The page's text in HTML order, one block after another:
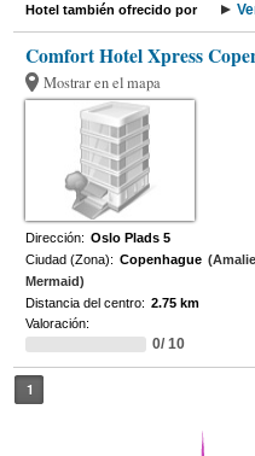
Hotel también ofrecido por
Comfort Hotel Xpress
Mostrar en el mapa
Dirección: Oslo Plads 5
Ciudad (Zona): Copenhague
Mermaid)
Distancia del centro: 2.75 km
Valoración:
0/ 10
1